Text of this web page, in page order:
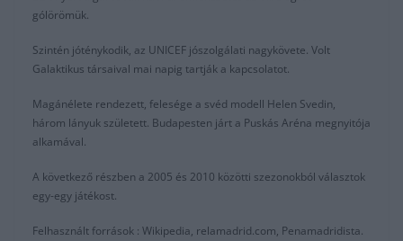
gólörömük.
Szintén jóténykodik, az UNICEF jószolgálati nagykövete. Volt
Galaktikus társaival mai napig tartják a kapcsolatot.
Magánélete rendezett, felesége a svéd modell Helen Svedin,
három lányuk született. Budapesten járt a Puskás Aréna megnyitója
alkamával.
A következő részben a 2005 és 2010 közötti szezonokból választok
egy-egy játékost.
Felhasznált források : Wikipedia, relamadrid.com, Penamadridista.